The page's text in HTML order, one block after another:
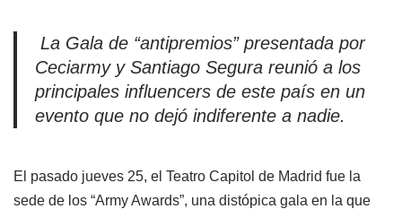
La Gala de “antipremios” presentada por
Ceciarmy y Santiago Segura reunió a los
principales influencers de este país en un
evento que no dejó indiferente a nadie.
El pasado jueves 25, el Teatro Capitol de Madrid fue la
sede de los “Army Awards”, una distópica gala en la que